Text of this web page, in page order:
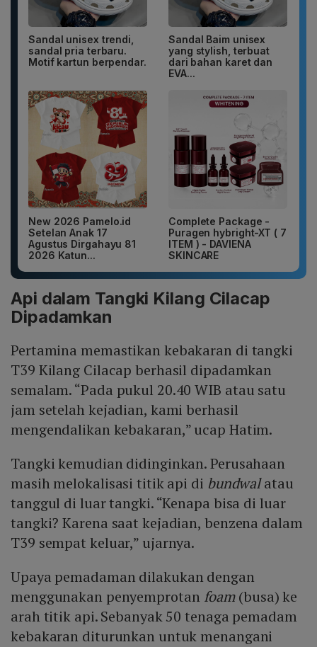
Sandal unisex trendi,
sandal pria terbaru.
Motif kartun berpendar.
Sandal Baim unisex
yang stylish, terbuat
dari bahan karet dan
EVA...
New 2026 Pamelo.id
Setelan Anak 17
Agustus Dirgahayu 81
2026 Katun...
Complete Package -
Puragen hybright-XT ( 7
ITEM ) - DAVIENA
SKINCARE
Api dalam Tangki Kilang Cilacap
Dipadamkan
Pertamina memastikan kebakaran di tangki
T39 Kilang Cilacap berhasil dipadamkan
semalam. “Pada pukul 20.40 WIB atau satu
jam setelah kejadian, kami berhasil
mengendalikan kebakaran,” ucap Hatim.
Tangki kemudian didinginkan. Perusahaan
masih melokalisasi titik api di bundwalatau
tanggul di luar tangki. “Kenapa bisa di luar
tangki? Karena saat kejadian, benzena dalam
T39 sempat keluar,” ujarnya.
Upaya pemadaman dilakukan dengan
menggunakan penyemprotan foam(busa) ke
arah titik api. Sebanyak 50 tenaga pemadam
kebakaran diturunkan untuk menangani